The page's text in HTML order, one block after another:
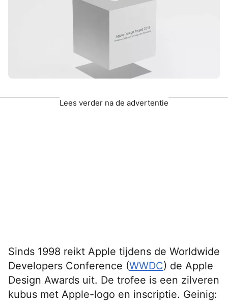
Lees verder na de advertentie
Sinds 1998 reikt Apple tijdens de Worldwide
Developers Conference (WWDC) de Apple
Design Awards uit. De trofee is een zilveren
kubus met Apple-logo en inscriptie. Geinig: